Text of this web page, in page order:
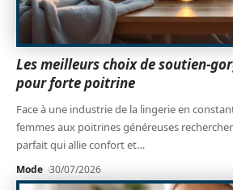
Les meilleurs choix de soutien-
pour forte poitrine
Face à une industrie de la lingerie en
femmes aux poitrines généreuses
parfait qui allie confort et…
Mode 30/07/2026